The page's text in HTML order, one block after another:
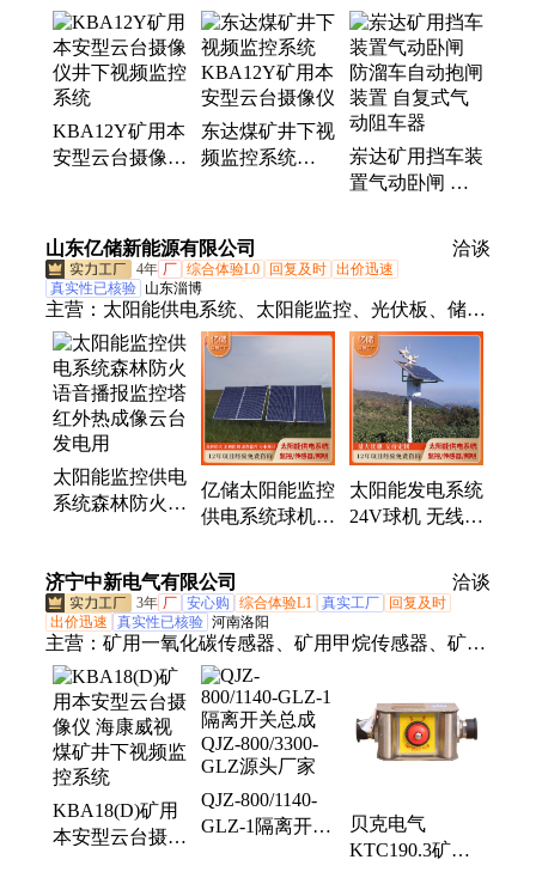
仪、减速机、钢丝带、罐道轮、瓷溜槽、喷浆机、取
样器、普棉带、破拱器、小排车、注浆泵、控制箱、
清淤泵、机甲带、防爆门、指示器、排污泵、主控
箱、显示屏、装载机、平板车、头戴灯、转载机
KBA12Y矿用本
安型云台摄像仪
东达煤矿井下视
频监控系统
岽达矿用挡车装
置气动卧闸 防
置 自复式气动
阻车器
山东亿储新能源有限公司 洽谈
4年 厂 综合体验L0 回复及时 出价迅速
真实性已核验 山东淄博
主营： 太阳能供电系统、太阳能监控、光伏板、储能
电池
太阳能监控供电
系统森林防火语
电用
亿储太阳能监控
供电系统球机云
支持
太阳能发电系统
24V球机 无线摄
工程安防监控
可定制
济宁中新电气有限公司 洽谈
3年 厂 安心购 综合体验L1 真实工厂
回复及时
出价迅速
真实性已核验 河南洛阳
主营： 矿用一氧化碳传感器、矿用甲烷传感器、矿用
风速传感器、云台摄像仪、矿用氧气传感器、矿用压
力传感器、矿用二氧化碳传感器、矿用负压传感器、
矿用风压传感器、矿用二氧化氮传感器、矿用差压传
感器、矿用管道压力传感器、矿用温湿度传感器、矿
用二氧化硫传感器、矿用温度传感器、煤矿用激光甲
烷传感器、矿用投入式液位传感器、开停传感器、矿
用硫化氢传感器、矿用烟雾传感器、矿用双向风速传
KBA18(D)矿用
本安型云台摄像
QJZ-800/1140-
GLZ-1隔离开关
贝克电气
KTC190.3矿用